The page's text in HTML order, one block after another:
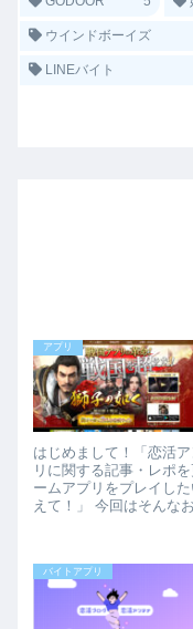
ウインドボーイズ
LINEバイト
アプリ
はじめまして！「恋活
リに関する記事・レポ
ームアプリをプレイし
えて！」 今回はそんな
バイトアプリ